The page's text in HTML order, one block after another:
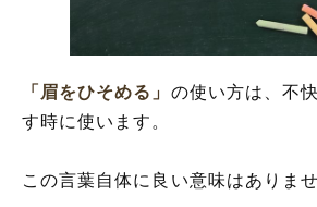
「眉をひそめる」 の使い方は、不
す時に使います。
この言葉自体に良い意味はありませ